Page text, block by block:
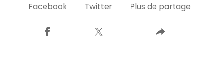
Facebook Twitter Plus de partage